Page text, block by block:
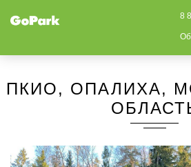
8
ПКИО, ОПАЛИХА,